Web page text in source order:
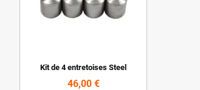
Kit de 4 entretoises Steel
46,00 €